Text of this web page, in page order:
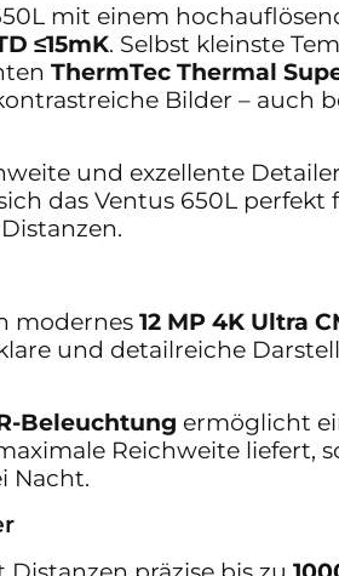
mit einem
≤15mK. Selbst kleinste
ThermTec Thermal
Bilder – auch
und exzellente
das Ventus 650L perfekt
modernes 12 MP 4K Ultra
und detailreiche
Beleuchtung ermöglicht
Reichweite liefert,
Nacht.